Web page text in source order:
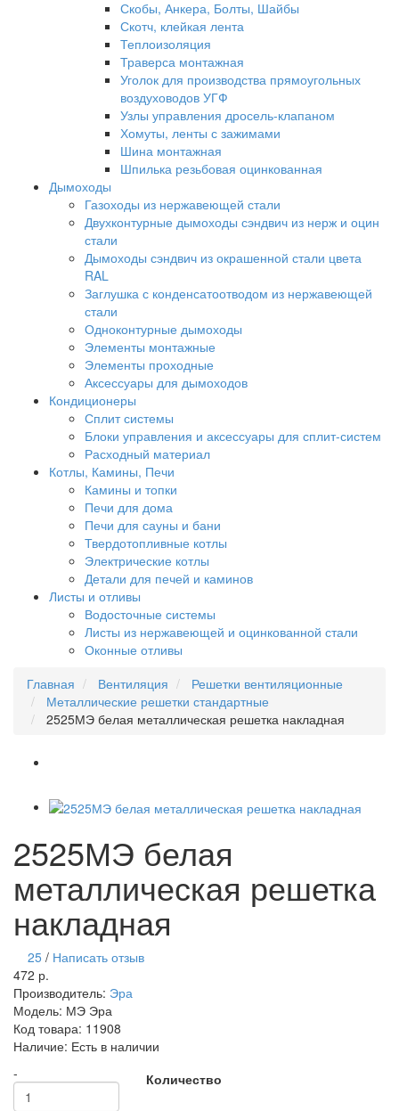
Скобы, Анкера, Болты, Шайбы
Скотч, клейкая лента
Теплоизоляция
Траверса монтажная
Уголок для производства прямоугольных
воздуховодов УГФ
Узлы управления дросель-клапаном
Хомуты, ленты с зажимами
Шина монтажная
Шпилька резьбовая оцинкованная
Дымоходы
Газоходы из нержавеющей стали
Двухконтурные дымоходы сэндвич из нерж и оцин
стали
Дымоходы сэндвич из окрашенной стали цвета
RAL
Заглушка с конденсатоотводом из нержавеющей
стали
Одноконтурные дымоходы
Элементы монтажные
Элементы проходные
Аксессуары для дымоходов
Кондиционеры
Сплит системы
Блоки управления и аксессуары для сплит-систем
Расходный материал
Котлы, Камины, Печи
Камины и топки
Печи для дома
Печи для сауны и бани
Твердотопливные котлы
Электрические котлы
Детали для печей и каминов
Листы и отливы
Водосточные системы
Листы из нержавеющей и оцинкованной стали
Оконные отливы
Главная
Вентиляция
Решетки вентиляционные
Металлические решетки стандартные
2525МЭ белая металлическая решетка накладная
2525МЭ белая
металлическая решетка
накладная
25 / Написать отзыв
472 р.
Производитель: Эра
Модель: МЭ Эра
Код товара: 11908
Наличие: Есть в наличии
Количество
-